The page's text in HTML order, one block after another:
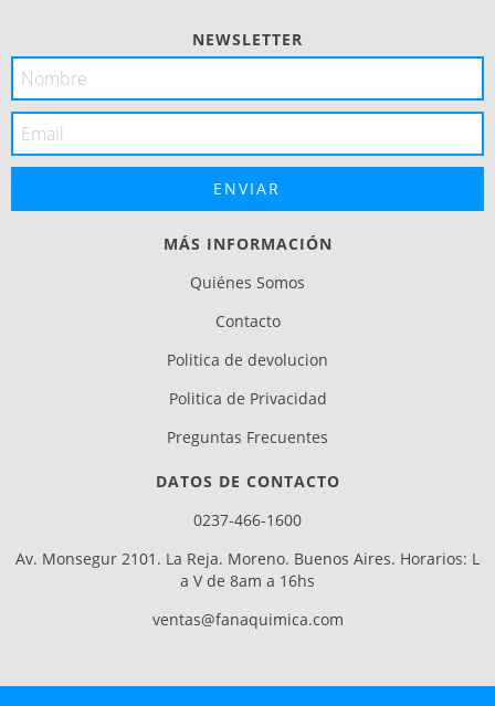
NEWSLETTER
MÁS INFORMACIÓN
Quiénes Somos
Contacto
Politica de devolucion
Politica de Privacidad
Preguntas Frecuentes
DATOS DE CONTACTO
0237-466-1600
Av. Monsegur 2101. La Reja. Moreno. Buenos Aires. Horarios: L
a V de 8am a 16hs
ventas@fanaquimica.com